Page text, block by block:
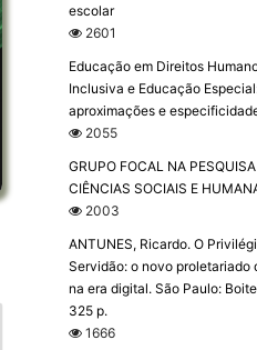
escolar
2601
Educação em Direitos
Inclusiva e Educação
aproximações e
2055
GRUPO FOCAL NA
CIÊNCIAS SOCIAIS E
2003
ANTUNES, Ricardo. O
Servidão: o novo proletariado
na era digital. São Paulo:
325 p.
1666